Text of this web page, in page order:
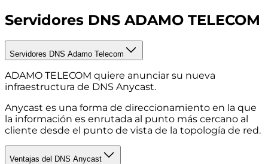
Servidores DNS ADAMO TELECOM
Servidores DNS Adamo Telecom
ADAMO TELECOM quiere anunciar su nueva
infraestructura de DNS Anycast.
Anycast es una forma de direccionamiento en la que
la información es enrutada al punto más cercano al
cliente desde el punto de vista de la topología de red.
Ventajas del DNS Anycast